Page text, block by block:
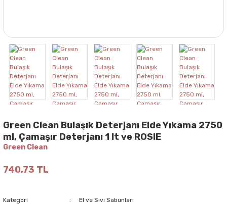
Green Clean Bulaşık Deterjanı Elde Yıkama 2750
ml, Çamaşır Deterjanı 1 lt ve ROSIE
Green Clean
740,73 TL
Kategori
El ve Sıvı Sabunları